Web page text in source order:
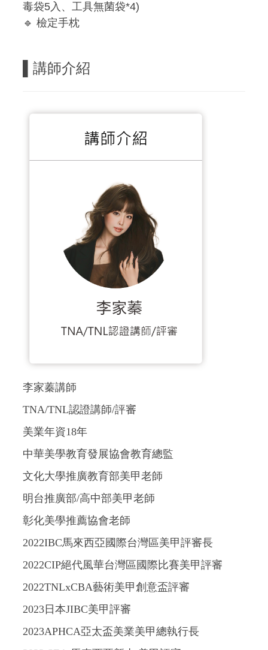
毒袋5入、工具無菌袋*4)
🔹 檢定手枕
講師介紹
李家蓁講師
TNA/TNL認證講師/評審
美業年資18年
中華美學教育發展協會教育總監
文化大學推廣教育部美甲老師
明台推廣部/高中部美甲老師
彰化美學推薦協會老師
2022IBC馬來西亞國際台灣區美甲評審長
2022CIP絕代風華台灣區國際比賽美甲評審
2022TNLxCBA藝術美甲創意盃評審
2023日本JIBC美甲評審
2023APHCA亞太盃美業美甲總執行長